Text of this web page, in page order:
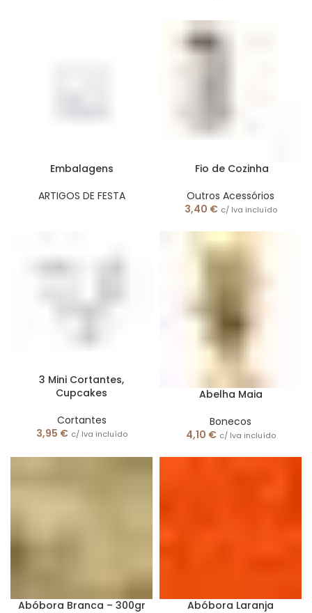
Embalagens
ARTIGOS DE FESTA
Fio de Cozinha
Outros Acessórios
3,40 € c/ Iva incluído
3 Mini Cortantes,
Cupcakes
Cortantes
3,95 € c/ Iva incluído
Abelha Maia
Bonecos
4,10 € c/ Iva incluído
Abóbora Branca – 300gr
Abóbora Laranja